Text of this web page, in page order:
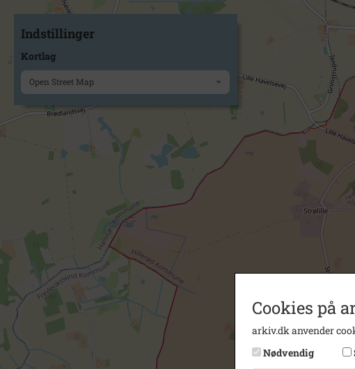
Indstillinger
Kortlag
Open Street Map
Cookies på
arkiv.dk anvender
Nødvendig